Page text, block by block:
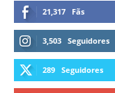
21,317 Fãs
3,503 Seguidores
289 Seguidores